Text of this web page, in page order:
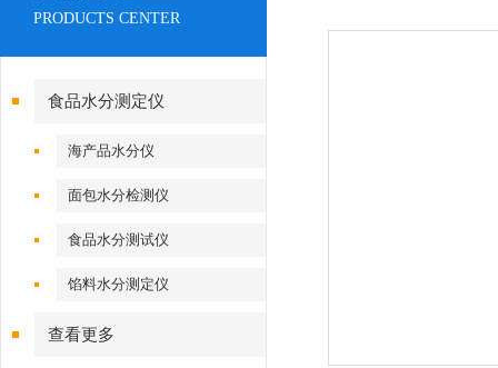
PRODUCTS CENTER
食品水分测定仪
海产品水分仪
面包水分检测仪
食品水分测试仪
馅料水分测定仪
查看更多